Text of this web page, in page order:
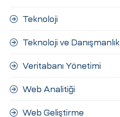
Teknoloji
Teknoloji ve Danışmanlık
Veritabanı Yönetimi
Web Analitiği
Web Geliştirme